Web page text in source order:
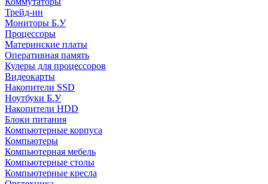
Трейд-ин
Мониторы Б.У
Процессоры
Материнские платы
Оперативная память
Кулеры для процессоров
Видеокарты
Накопители SSD
Ноутбуки Б.У
Накопители HDD
Блоки питания
Компьютерные корпуса
Компьютеры
Компьютерная мебель
Компьютерные столы
Компьютерные кресла